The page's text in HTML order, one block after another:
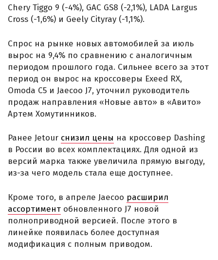
Chery Tiggo 9 (-4%), GAC GS8 (-2,1%), LADA Largus
Cross (-1,6%) и Geely Cityray (-1,1%).
Спрос на рынке новых автомобилей за июль
вырос на 9,4% по сравнению с аналогичным
периодом прошлого года. Сильнее всего за этот
период он вырос на кроссоверы Exeed RX,
Omoda C5 и Jaecoo J7, уточнил руководитель
продаж направления «Новые авто» в «Авито»
Артем Хомутинников.
Ранее Jetour снизил цены на кроссовер Dashing
в России во всех комплектациях. Для одной из
версий марка также увеличила прямую выгоду,
из-за чего модель стала еще доступнее.
Кроме того, в апреле Jaecoo расширил
ассортимент обновленного J7 новой
полноприводной версией. После этого в
линейке появилась более доступная
модификация с полным приводом.